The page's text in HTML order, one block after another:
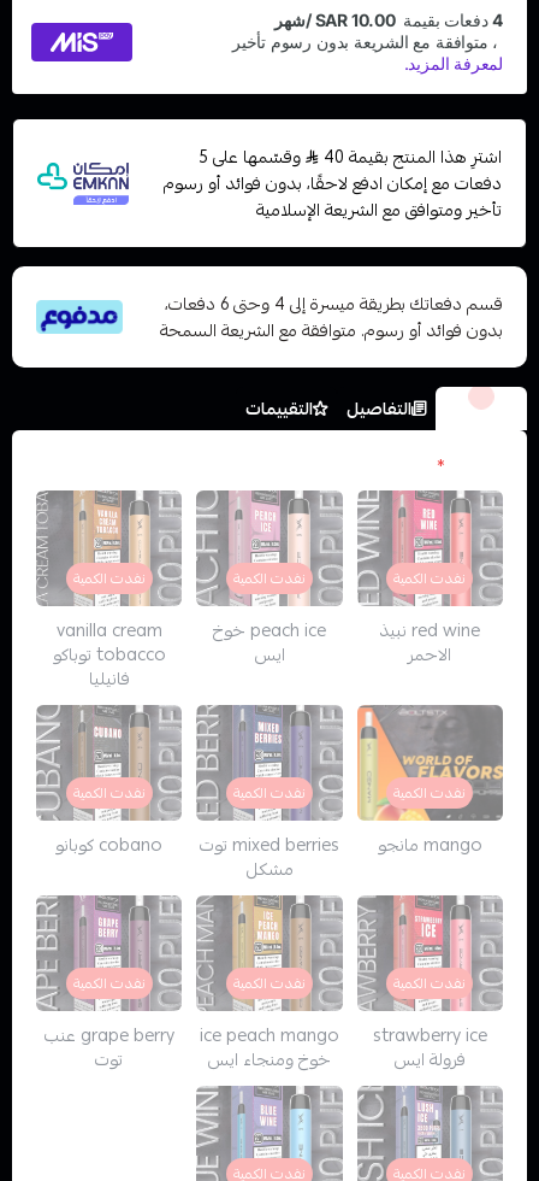
اشترِ هذا المنتج بقيمة 40
وقسّمها على 5
دفعات مع إمكان ادفع لاحقًا، بدون فوائد أو رسوم
تأخير ومتوافق مع الشريعة الإسلامية
قسم دفعاتك بطريقة ميسرة إلى 4 وحتى 6 دفعات،
بدون فوائد أو رسوم. متوافقة مع الشريعة السمحة
الخيارات التفاصيل
التقييمات
*
نفدت الكمية
red wine نبيذ
الاحمر
نفدت الكمية
peach ice خوخ
ايس
نفدت الكمية
vanilla cream
tobacco توباكو
فانيليا
نفدت الكمية
mango مانجو
نفدت الكمية
mixed berries توت
مشكل
نفدت الكمية
cobano كوبانو
نفدت الكمية
strawberry ice
فرولة ايس
نفدت الكمية
ice peach mango
خوخ ومنجاء ايس
نفدت الكمية
grape berry عنب
توت
نفدت الكمية نفدت الكمية